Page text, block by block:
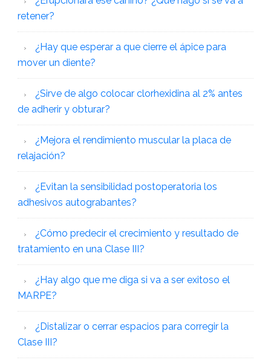
retener?
¿Hay que esperar a que cierre el ápice para
mover un diente?
¿Sirve de algo colocar clorhexidina al 2% antes
de adherir y obturar?
¿Mejora el rendimiento muscular la placa de
relajación?
¿Evitan la sensibilidad postoperatoria los
adhesivos autograbantes?
¿Cómo predecir el crecimiento y resultado de
tratamiento en una Clase III?
¿Hay algo que me diga si va a ser exitoso el
MARPE?
¿Distalizar o cerrar espacios para corregir la
Clase III?